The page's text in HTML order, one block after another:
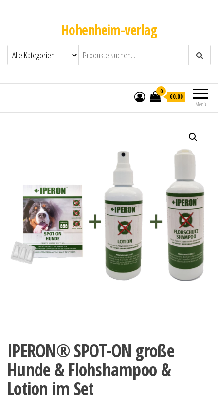
Hohenheim-verlag
Menü
0
€0.00
IPERON® SPOT-ON große
Hunde & Flohshampoo &
Lotion im Set